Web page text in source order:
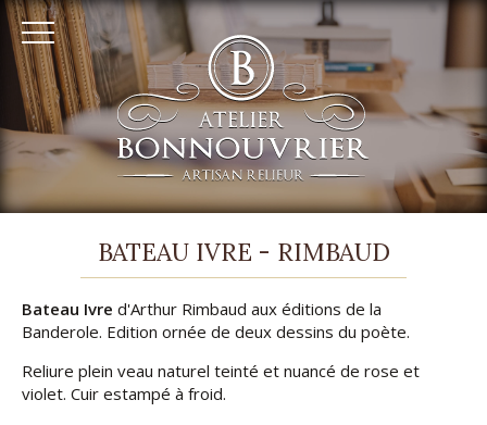
RELIURE
ARTISANALE
À
-
BATEAU IVRE - RIMBAUD
Bateau Ivre d'Arthur Rimbaud aux éditions de la
Banderole. Edition ornée de deux dessins du poète.
Reliure plein veau naturel teinté et nuancé de rose et
violet. Cuir estampé à froid.